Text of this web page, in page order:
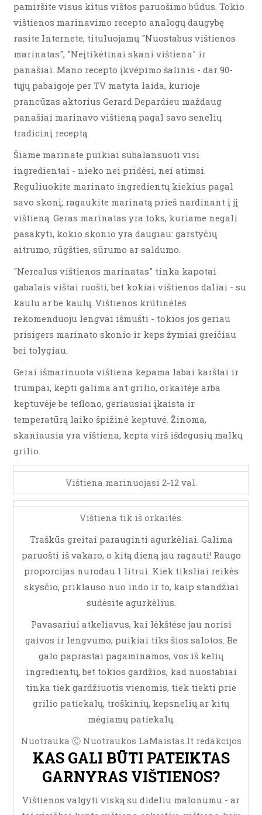
pamiršite visus kitus vištos paruošimo būdus. Tokio
vištienos marinavimo recepto analogų daugybę
rasite Internete, tituluojamų "Nuostabus vištienos
marinatas", "Neįtikėtinai skani vištiena" ir
panašiai. Mano recepto įkvėpimo šalinis - dar 90-
tųjų pabaigoje per TV matyta laida, kurioje
prancūzas aktorius Gerard Depardieu maždaug
panašiai marinavo vištieną pagal savo senelių
tradicinį receptą.
Šiame marinate puikiai subalansuoti visi
ingredientai - nieko nei pridėsi, nei atimsi.
Reguliuokite marinato ingredientų kiekius pagal
savo skonį; ragaukite marinatą prieš nardinant į jį
vištieną. Geras marinatas yra toks, kuriame negali
pasakyti, kokio skonio yra daugiau: garstyčių
aitrumo, rūgšties, sūrumo ar saldumo.
"Nerealus vištienos marinatas" tinka kapotai
gabalais vištai ruošti, bet kokiai vištienos daliai - su
kaulu ar be kaulų. Vištienos krūtinėles
rekomenduoju lengvai išmušti - tokios jos geriau
prisigers marinato skonio ir keps žymiai greičiau
bei tolygiau.
Gerai išmarinuota vištiena kepama labai karštai ir
trumpai, kepti galima ant grilio, orkaitėje arba
keptuvėje be teflono, geriausiai įkaista ir
temperatūrą laiko špižinė keptuvė. Žinoma,
skaniausia yra vištiena, kepta virš išdegusių malkų
grilio.
Vištiena marinuojasi 2-12 val.
Vištiena tik iš orkaitės.
Traškūs greitai parauginti agurkėliai. Galima
paruošti iš vakaro, o kitą dieną jau ragauti! Raugo
proporcijas nurodau 1 litrui. Kiek tiksliai reikės
skysčio, priklauso nuo indo ir to, kaip standžiai
sudėsite agurkėlius.
Pavasariui atkeliavus, kai lėkštėse jau norisi
gaivos ir lengvumo, puikiai tiks šios salotos. Be
galo paprastai pagaminamos, vos iš kelių
ingredientų, bet tokios gardžios, kad nuostabiai
tinka tiek gardžiuotis vienomis, tiek tiekti prie
grilio patiekalų, troškinių, kepsnelių ar kitų
mėgiamų patiekalų.
Nuotrauka Ⓒ Nuotraukos LaMaistas.lt redakcijos
KAS GALI BŪTI PATEIKTAS
GARNYRAS VIŠTIENOS?
Vištienos valgyti viską su dideliu malonumu - ar